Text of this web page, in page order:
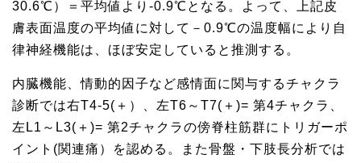
30.6℃）＝平均値より-0.9℃となる。よって、上記皮
膚表面温度の平均値に対して－0.9℃の温度幅により自
律神経機能は、ほぼ安定していると推測する。
内臓機能、情動的因子など感情面に関与するチャクラ
診断では右T4-5(＋）、左T6～T7(＋)= 第4チャクラ、
左L1～L3(＋)= 第2チャクラの傍脊柱筋群にトリガーポ
イント(関連痛）を認める。また骨盤・下肢長分析では